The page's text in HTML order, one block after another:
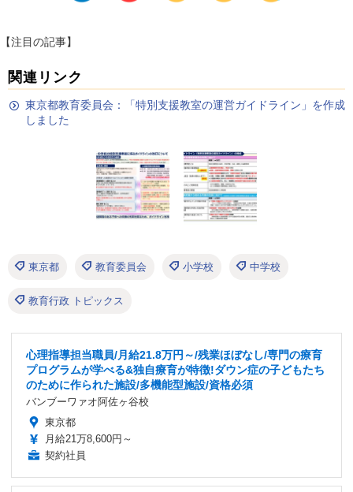
【注目の記事】
関連リンク
東京都教育委員会：「特別支援教室の運営ガイドライン」を作成
しました
東京都 教育委員会 小学校 中学校
教育行政 トピックス
心理指導担当職員/月給21.8万円～/残業ほぼなし/専門の療育
プログラムが学べる&独自療育が特徴!ダウン症の子どもたち
のために作られた施設/多機能型施設/資格必須
バンブーワァオ阿佐ヶ谷校
東京都
月給21万8,600円～
契約社員